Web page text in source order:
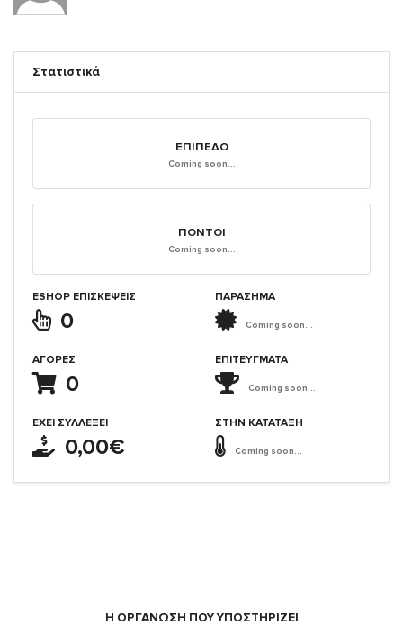
Στατιστικά
ΕΠΊΠΕΔΟ
Coming soon...
ΠΌΝΤΟΙ
Coming soon...
ESHOP ΕΠΙΣΚΈΨΕΙΣ
0
ΑΓΟΡΈΣ
0
ΈΧΕΙ ΣΥΛΛΈΞΕΙ
0,00€
ΠΑΡΑΣΗΜΑ
Coming soon...
ΕΠΙΤΕΎΓΜΑΤΑ
Coming soon...
ΣΤΗΝ ΚΑΤΆΤΑΞΗ
Coming soon...
Η ΟΡΓΆΝΩΣΗ ΠΟΥ ΥΠΟΣΤΗΡΙΖΕΙ